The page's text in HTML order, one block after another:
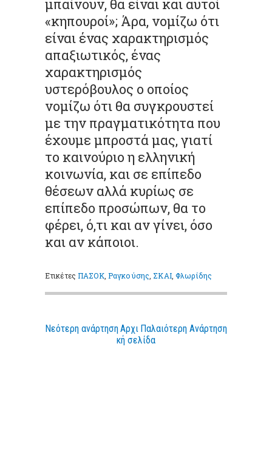
μπαίνουν, θα είναι και αυτοί
«κηπουροί»; Άρα, νομίζω ότι
είναι ένας χαρακτηρισμός
απαξιωτικός, ένας
χαρακτηρισμός
υστερόβουλος ο οποίος
νομίζω ότι θα συγκρουστεί
με την πραγματικότητα που
έχουμε μπροστά μας, γιατί
το καινούριο η ελληνική
κοινωνία, και σε επίπεδο
θέσεων αλλά κυρίως σε
επίπεδο προσώπων, θα το
φέρει, ό,τι και αν γίνει, όσο
και αν κάποιοι.
ΕτικέτεςΠΑΣΟΚ, Ραγκούσης ΣΚΑΙ,Φλωρίδης
Νεότερη ανάρτηση Παλαιότερη Ανάρτηση
Αρχι
κή σελίδα